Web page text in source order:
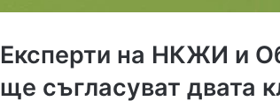
Експерти на НКЖИ и
ще съгласуват двата